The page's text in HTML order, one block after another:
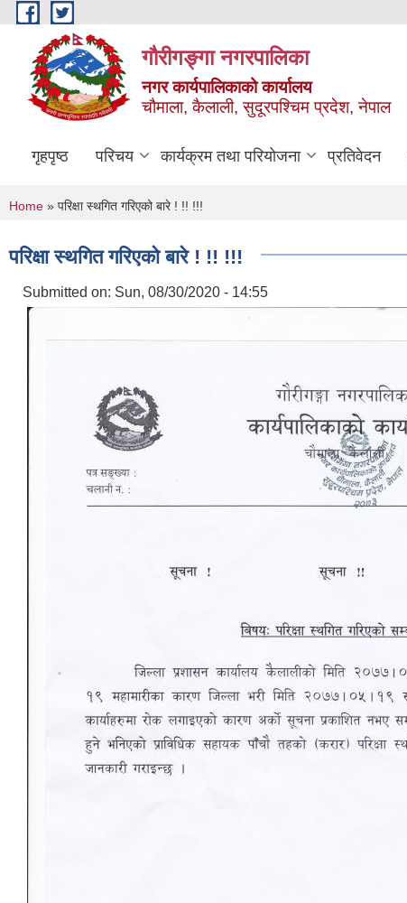
Skip to main content
गौरीगङ्गा नगरपालिका
नगर कार्यपालिकाको कार्यालय
चौमाला, कैलाली, सुदूरपश्चिम प्रदेश, नेपाल
गृहपृष्ठ परिचय कार्यक्रम तथा परियोजना प्रतिवेदन
You are here
Home » परिक्षा स्थगित गरिएको बारे ! !! !!!
परिक्षा स्थगित गरिएको बारे ! !! !!!
Submitted on: Sun, 08/30/2020 - 14:55